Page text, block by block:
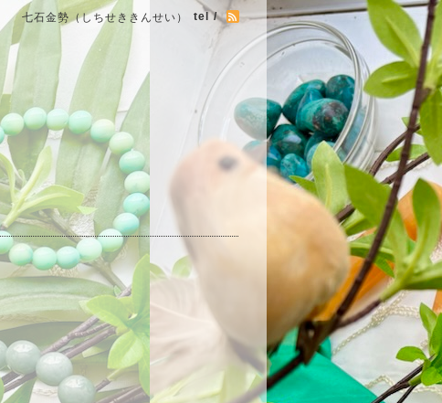
七石金勢（しちせききんせい） tel /